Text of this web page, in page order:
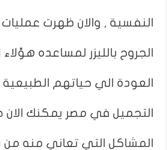
النفسية , والان ظهرت
الجروح بالليزر لمساعده
العودة الي حياتهم
التجميل في مصر يمكنك
المشاكل التي تعاني منه من